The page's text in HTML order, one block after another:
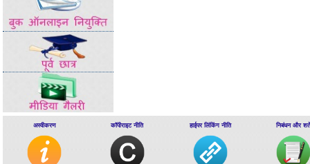
अस्वीकरण कॉपीराइट नीति हाईपर लिंकिंग नीति निबंधन और शर्तें